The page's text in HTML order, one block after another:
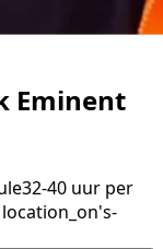
Eminent
32-40 uur per
location_on's-